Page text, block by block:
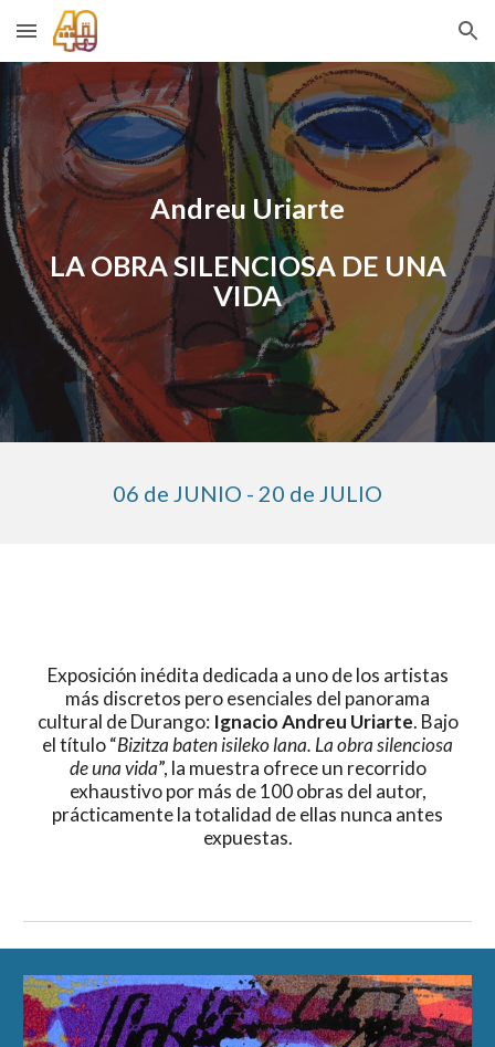
Skip to main content Skip to navigation
Andreu Uriarte
LA OBRA SILENCIOSA DE UNA
VIDA
06 de JUNIO - 20 de JULIO
Exposición inédita dedicada a uno de los artistas
más discretos pero esenciales del panorama
cultural de Durango: Ignacio Andreu Uriarte. Bajo
el título “Bizitza baten isileko lana. La obra silenciosa
de una vida”, la muestra ofrece un recorrido
exhaustivo por más de 100 obras del autor,
prácticamente la totalidad de ellas nunca antes
expuestas.